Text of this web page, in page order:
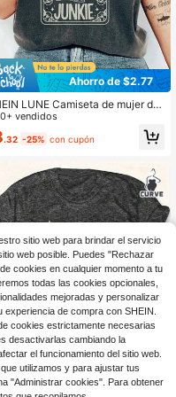
Ahorro de $2.77
LUNE Camiseta de mujer de
grande de manga corta con cu
redondo y eslogan con esquele
chica
vendidos
.32 -25% con cupón
1
sitio web para brindar el servicio
web posible. Puedes "Rechazar
cookies en cualquier momento a tu
todas las cookies opcionales,
mejoradas y personalizar
de compra con SHEIN.
cookies estrictamente necesarias
desactivarlas cambiando la
el funcionamiento del sitio web.
utilizamos y para ajustar tus
"Administrar cookies". Para obtener